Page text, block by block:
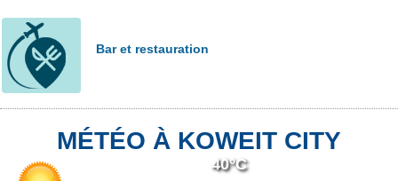
Bar et restauration
MÉTÉO À KOWEIT CITY
40°C